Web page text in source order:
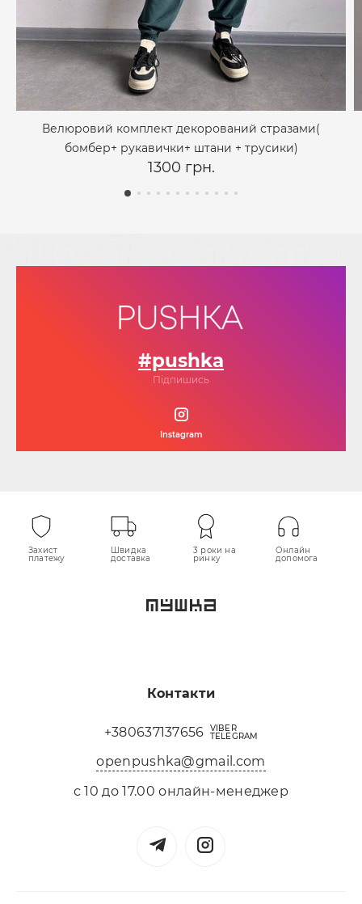
Велюровий комплект декорований стразами(
бомбер+ рукавички+ штани + трусики)
1300 грн.
#pushka
Підпишись
Instagram
Захист
платежу
Швидка
доставка
3 роки на
ринку
Онлайн
допомога
Контакти
+380637137656 VIBER
TELEGRAM
openpushka@gmail.com
с 10 до 17.00 онлайн-менеджер